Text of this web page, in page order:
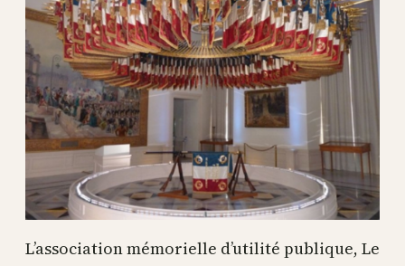
L’association mémorielle d’utilité publique, Le